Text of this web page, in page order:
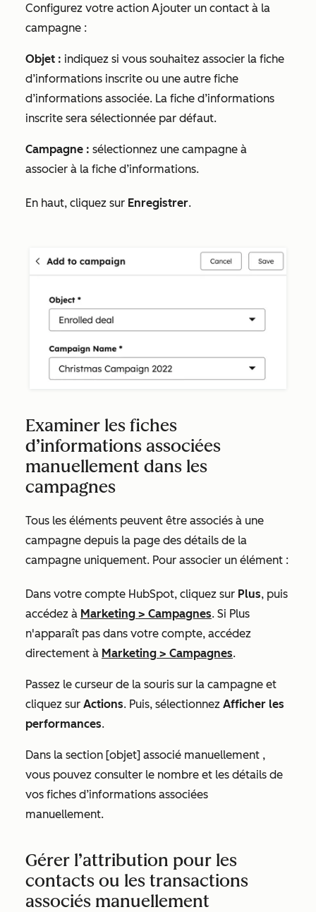
Configurez votre action Ajouter un contact à la
campagne :
Objet : indiquez si vous souhaitez associer la fiche
d’informations inscrite ou une autre fiche
d’informations associée. La fiche d’informations
inscrite sera sélectionnée par défaut.
Campagne : sélectionnez une campagne à
associer à la fiche d’informations.
En haut, cliquez sur Enregistrer.
Examiner les fiches
d’informations associées
manuellement dans les
campagnes
Tous les éléments peuvent être associés à une
campagne depuis la page des détails de la
campagne uniquement. Pour associer un élément :
Dans votre compte HubSpot, cliquez sur Plus, puis
accédez à Marketing > Campagnes. Si Plus
n'apparaît pas dans votre compte, accédez
directement à Marketing > Campagnes.
Passez le curseur de la souris sur la campagne et
cliquez sur Actions. Puis, sélectionnez Afficher les
performances.
Dans la section [objet] associé manuellement ,
vous pouvez consulter le nombre et les détails de
vos fiches d’informations associées
manuellement.
Gérer l’attribution pour les
contacts ou les transactions
associés manuellement